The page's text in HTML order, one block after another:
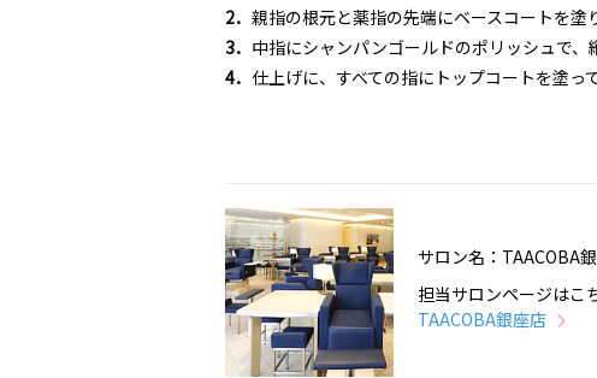
2． 親指の根元と薬指の先端にベースコートを塗
3． 中指にシャンパンゴールドのポリッシュで、
4． 仕上げに、すべての指にトップコートを塗っ
サロン名：TAACOBA
担当サロンページはこ
TAACOBA銀座店